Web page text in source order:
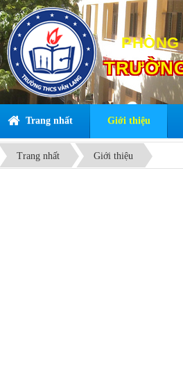
Trang nhất Giới thiệu
Trang nhất Giới thiệu